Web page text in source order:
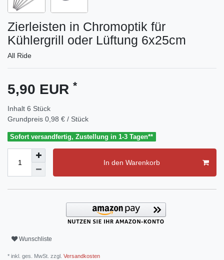
Zierleisten in Chromoptik für
Kühlergrill oder Lüftung 6x25cm
All Ride
5,90 EUR *
Inhalt 6 Stück
Grundpreis 0,98 € / Stück
Sofort versandfertig, Zustellung in 1-3 Tagen**
In den Warenkorb
Wunschliste
* inkl. ges. MwSt. zzgl. Versandkosten